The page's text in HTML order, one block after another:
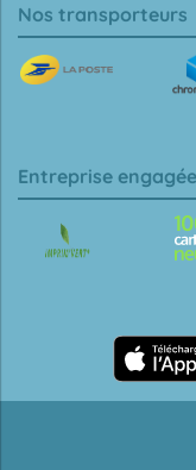
Nos transporteurs
Entreprise engagée